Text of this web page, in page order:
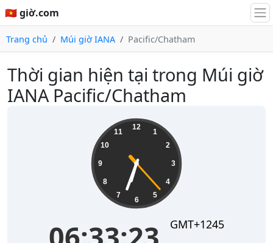
🇻🇳 giờ.com
Trang chủ Múi giờ IANA Pacific/Chatham
Thời gian hiện tại trong Múi giờ
IANA Pacific/Chatham
12
1
2
3
4
5
6
7
8
9
10
11
GMT+1245